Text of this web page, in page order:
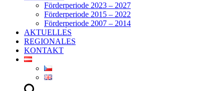
Förderperiode 2023 – 2027
Förderperiode 2015 – 2022
Förderperiode 2007 – 2014
AKTUELLES
REGIONALES
KONTAKT